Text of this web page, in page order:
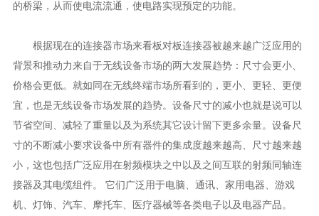
的桥梁，从而使电流流通，使电路实现预定的功能。
根据现在的连接器市场来看板对板连接器被越来越广泛应用的
背景和推动力来自于无线设备市场的两大发展趋势：尺寸会更小、
价格会更低。就如同在无线终端市场所看到的，更小、更轻、更便
宜，也是无线设备市场发展的趋势。设备尺寸的减小也就是说可以
节省空间、减轻了重量以及为系统其它设计留下更多余量。设备尺
寸的不断减小要求设备中所有器件的集成度越来越高、尺寸越来越
小，这也包括广泛应用在射频模块之中以及之间互联的射频同轴连
接器及其电缆组件。 它们广泛用于电脑、通讯、家用电器、游戏
机、灯饰、汽车、摩托车、医疗器械等各类电子以及电器产品。